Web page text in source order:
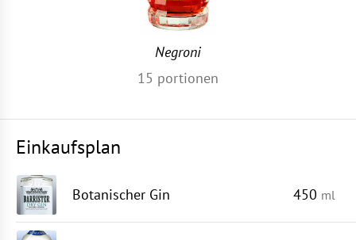
Negroni
15 portionen
Einkaufsplan
Botanischer Gin 450 ml